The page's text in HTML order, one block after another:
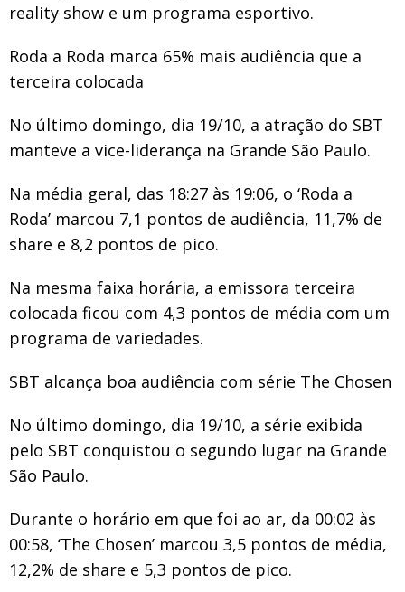
reality show e um programa esportivo.
Roda a Roda marca 65% mais audiência que a
terceira colocada
No último domingo, dia 19/10, a atração do SBT
manteve a vice-liderança na Grande São Paulo.
Na média geral, das 18:27 às 19:06, o ‘Roda a
Roda’ marcou 7,1 pontos de audiência, 11,7% de
share e 8,2 pontos de pico.
Na mesma faixa horária, a emissora terceira
colocada ficou com 4,3 pontos de média com um
programa de variedades.
SBT alcança boa audiência com série The Chosen
No último domingo, dia 19/10, a série exibida
pelo SBT conquistou o segundo lugar na Grande
São Paulo.
Durante o horário em que foi ao ar, da 00:02 às
00:58, ‘The Chosen’ marcou 3,5 pontos de média,
12,2% de share e 5,3 pontos de pico.